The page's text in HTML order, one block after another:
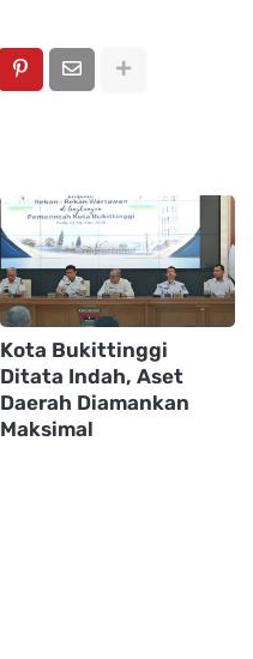
Kota Bukittinggi
Ditata Indah, Aset
Daerah Diamankan
Maksimal